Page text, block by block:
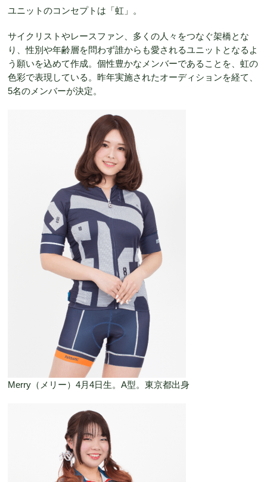
ユニットのコンセプトは「虹」。
サイクリストやレースファン、多くの人々をつなぐ架橋とな
り、性別や年齢層を問わず誰からも愛されるユニットとなるよ
う願いを込めて作成。個性豊かなメンバーであることを、虹の
色彩で表現している。昨年実施されたオーディションを経て、
5名のメンバーが決定。
Merry（メリー）4月4日生。A型。東京都出身